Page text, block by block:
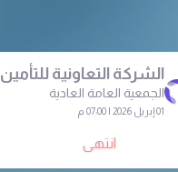
الشركة التعاونية للتأمين
الجمعية العامة العادية
01 إبريل 2026 | 07:00 م
انتهى